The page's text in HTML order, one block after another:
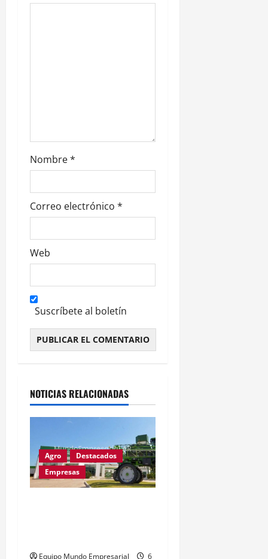
a
s
Nombre*
Correo electrónico *
Web
Suscríbete al boletín
NOTICIAS RELACIONADAS
Agro
Destacados
Empresas
Equipo Mundo Empresarial
6